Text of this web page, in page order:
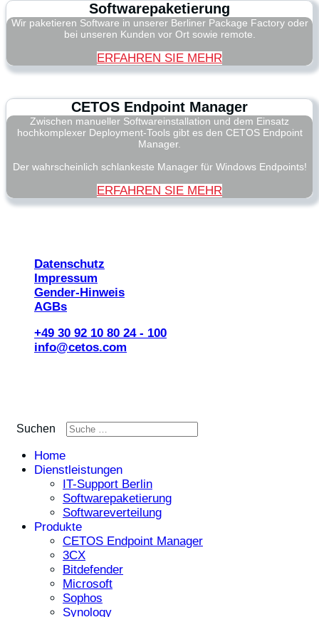
Softwarepaketierung
Wir paketieren Software in unserer Berliner Package Factory oder
bei unseren Kunden vor Ort sowie remote.
ERFAHREN SIE MEHR
CETOS Endpoint Manager
Zwischen manueller Softwareinstallation und dem Einsatz
hochkomplexer Deployment-Tools gibt es den CETOS Endpoint
Manager.
Der wahrscheinlich schlankeste Manager für Windows Endpoints!
ERFAHREN SIE MEHR
Datenschutz
Impressum
Gender-Hinweis
AGBs
+49 30 92 10 80 24 - 100
info@cetos.com
Suchen
Home
Dienstleistungen
IT-Support Berlin
Softwarepaketierung
Softwareverteilung
Produkte
CETOS Endpoint Manager
3CX
Bitdefender
Microsoft
Sophos
Synology